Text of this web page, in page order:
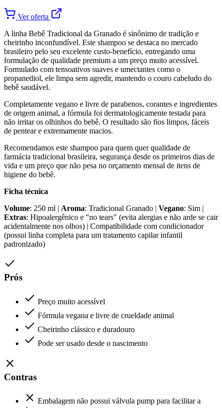
Ver oferta
A linha Bebê Tradicional da Granado é sinônimo de tradição e
cheirinho inconfundível. Este shampoo se destaca no mercado
brasileiro pelo seu excelente custo-benefício, entregando uma
formulação de qualidade premium a um preço muito acessível.
Formulado com tensoativos suaves e umectantes como o
propanediol, ele limpa sem agredir, mantendo o couro cabeludo do
bebê saudável.
Completamente vegano e livre de parabenos, corantes e ingredientes
de origem animal, a fórmula foi dermatologicamente testada para
não irritar os olhinhos do bebê. O resultado são fios limpos, fáceis
de pentear e extremamente macios.
Recomendamos este shampoo para quem quer qualidade de
farmácia tradicional brasileira, segurança desde os primeiros dias de
vida e um preço que não pesa no orçamento mensal de itens de
higiene do bebê.
Ficha técnica
Volume: 250 ml | Aroma: Tradicional Granado | Vegano: Sim |
Extras: Hipoalergênico e "no tears" (evita alergias e não arde se cair
acidentalmente nos olhos) | Compatibilidade com condicionador
(possui linha completa para um tratamento capilar infantil
padronizado)
Prós
Preço muito acessível
Fórmula vegana e livre de crueldade animal
Cheirinho clássico e duradouro
Pode ser usado desde o nascimento
Contras
Embalagem não possui válvula pump para facilitar a